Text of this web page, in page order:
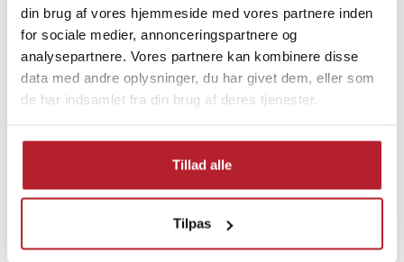
din brug af vores hjemmeside med vores partnere inden
for sociale medier, annonceringspartnere og
analysepartnere. Vores partnere kan kombinere disse
data med andre oplysninger, du har givet dem, eller som
de har indsamlet fra din brug af deres tjenester.
Tillad alle
Tilpas
PRISGARANTI
UDSALG
Finde gode tilbud
Træningsmaskiner & redskaber